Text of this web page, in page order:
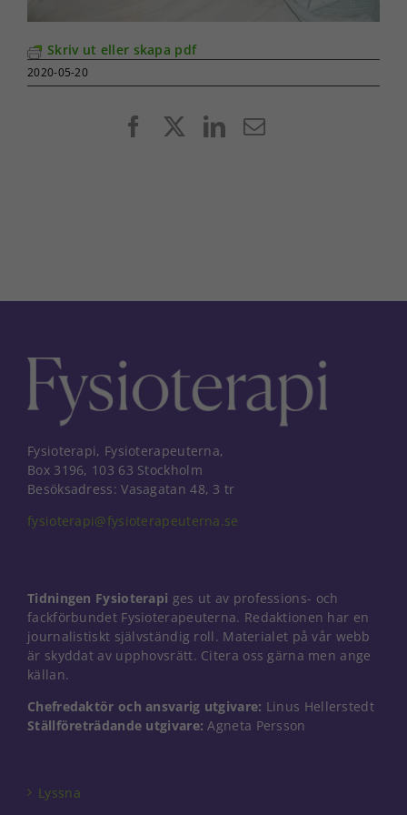
Skriv ut eller skapa pdf
2020-05-20
FacebookLinkedIn
E-
Fysioterapi, Fysioterapeuterna,
Box 3196, 103 63 Stockholm
Besöksadress: Vasagatan 48, 3 tr
fysioterapi@fysioterapeuterna.se
Tidningen Fysioterapi ges ut av professions- och
fackförbundet Fysioterapeuterna. Redaktionen har en
journalistiskt självständig roll. Materialet på vår webb
är skyddat av upphovsrätt. Citera oss gärna men ange
källan.
Chefredaktör och ansvarig utgivare: Linus Hellerstedt
Ställföreträdande utgivare: Agneta Persson
Lyssna
Nödvändiga